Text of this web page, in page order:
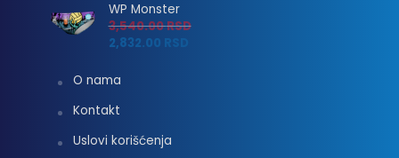
WP Monster
3,540.00RSD
2,832.00 RSD
O nama
Kontakt
Uslovi korišćenja